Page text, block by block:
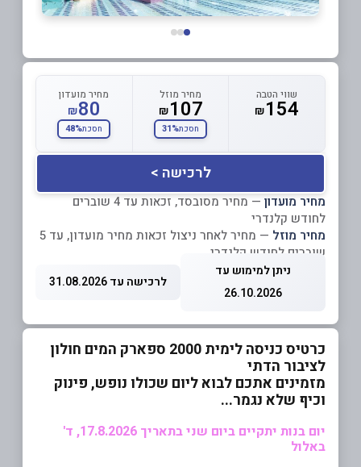
שווי הטבה
₪154
מחיר מוזל
₪107
חסכת31%
מחיר מועדון
₪80
חסכת48%
לרכישה >
מחיר מועדון
— מחיר מסובסד, זכאות עד 4 שוברים
לחודש קלנדרי
מחיר מוזל
— מחיר לאחר ניצול זכאות מחיר מועדון, עד 5
שוברים לחודש קלנדרי
ניתן למימוש עד
26.10.2026
לרכישה עד 31.08.2026
כרטיס כניסה לימית 2000 ספארק המים חולון
לציבור הדתי
מזמינים אתכם לבוא ליום שכולו נופש, פינוק
וכיף שלא נגמר...
יום בנות יתקיים ביום שני בתאריך 17.8.2026, ד'
באלול